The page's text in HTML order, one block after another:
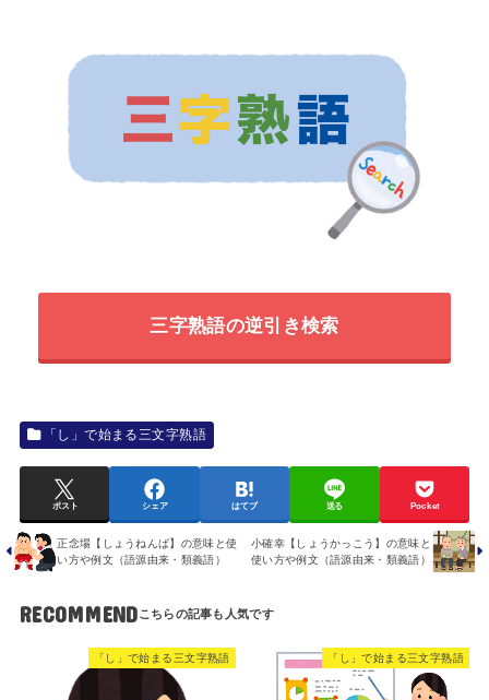
三字熟語の逆引き検索
「し」で始まる三文字熟語
ポスト シェア はてブ 送る Pocket
正念場【しょうねんば】の意味と使
い方や例文（語源由来・類義語）
小確幸【しょうかっこう】の意味と
使い方や例文（語源由来・類義語）
RECOMMEND
「し」で始まる三文字熟語 「し」で始まる三文字熟語